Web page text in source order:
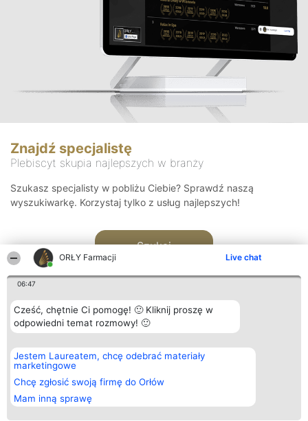
ORŁY Farmacji Live chat
06:47
Cześć, chętnie Ci pomogę! 🙂 Kliknij proszę w
odpowiedni temat rozmowy! 🙂
Jestem Laureatem, chcę odebrać materiały
marketingowe
Chcę zgłosić swoją firmę do Orłów
Mam inną sprawę
Znajdź specjalistę
Plebiscyt skupia najlepszych w branży
Szukasz specjalisty w pobliżu Ciebie? Sprawdź naszą
wyszukiwarkę. Korzystaj tylko z usług najlepszych!
Szukaj
Organizator plebiscytu
Bright Side Solutions sp. z o.
o. sp. k.
ul. Ruska 22
Wrocław 50-079
KRS 0000749100 | Regon
381313360 | NIP 8943132676
Plebiscyt
Laureaci
wszystkich
Laureatów
Regulamin
Kontakt
Kontakt